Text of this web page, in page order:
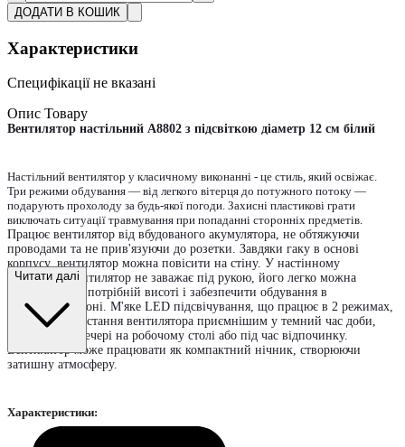
ДОДАТИ В КОШИК
Характеристики
Специфікації не вказані
Опис Товару
Вентилятор настільний A8802 з підсвіткою діаметр 12 см білий
Настільний вентилятор у класичному виконанні - це стиль, який освіжає.
Три режими обдування — від легкого вітерця до потужного потоку —
подарують прохолоду за будь-якої погоди. Захисні пластикові грати
виключать ситуації травмування при попаданні сторонніх предметів.
Працює вентилятор від вбудованого акумулятора, не обтяжуючи
проводами та не прив'язуючи до розетки. Завдяки гаку в основі
корпусу, вентилятор можна повісити на стіну. У настінному
положенні вентилятор не заважає під рукою, його легко можна
розмістити на потрібній висоті і забезпечити обдування в
оптимальній зоні. М'яке LED підсвічування, що працює в 2 режимах,
робить використання вентилятора приємнішим у темний час доби,
наприклад, увечері на робочому столі або під час відпочинку.
Вентилятор може працювати як компактний нічник, створюючи
затишну атмосферу.
Характеристики:
Читати далі